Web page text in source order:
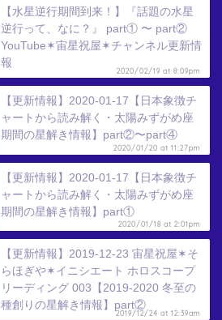
【水星逆行期間到来！】『話題の水星
逆行って、なに？』 part① 〜 part②
YouTube✶宙星祝屋✶チャンネル更新情
報
2020/02/19 at 8:09pm
【更新情報】2020-01-17【日本象徴チ
ャートから読み解く・太陽みずがめ座
期間の星解き情報】part②〜part④
2020/01/20 at 11:27pm
【更新情報】2020-01-17【日本象徴チ
ャートから読み解く・太陽みずがめ座
期間の星解き情報】part①
2020/01/18 at 2:01pm
【更新情報】2019-12-23 宙星祝屋✶そ
らほぎや✶イニシエート ホロスコープ
リーディング 003【2019-2020 冬至の
種創りの星解き情報】part②
2019/12/24 at 12:39am